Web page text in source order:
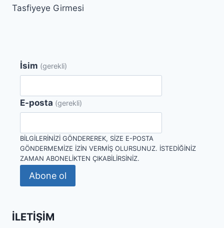
Tasfiyeye Girmesi
İsim (gerekli)
E-posta (gerekli)
BILGILERINIZI GÖNDEREREK, SIZE E-POSTA
GÖNDERMEMIZE IZIN VERMIŞ OLURSUNUZ. İSTEDIĞINIZ
ZAMAN ABONELIKTEN ÇIKABILIRSINIZ.
Abone ol
İLETIŞIM